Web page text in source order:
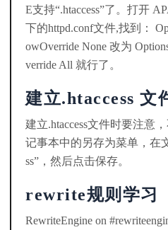
E支持“.htaccess”了。打开
下的httpd.conf文件,找到：
owOverride None 改为
verride All 就行了。
建立.htaccess 文
建立.htaccess文件时要注意
记事本中的另存为菜单，在
ss”，然后点击保存。
rewrite规则学习
RewriteEngine on